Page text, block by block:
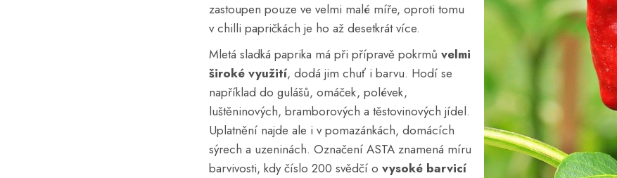
zastoupen pouze ve velmi malé míře, oproti tomu
v chilli papričkách je ho až desetkrát více.
Mletá sladká paprika má při přípravě pokrmů velmi
široké využití, dodá jim chuť i barvu. Hodí se
například do gulášů, omáček, polévek,
luštěninových, bramborových a těstovinových jídel.
Uplatnění najde ale i v pomazánkách, domácích
sýrech a uzeninách. Označení ASTA znamená míru
barvivosti, kdy číslo 200 svědčí o vysoké barvicí